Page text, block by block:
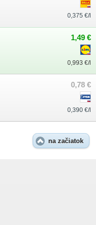
0,375 €/l
1,49 €
0,993 €/l
0,78 €
0,390 €/l
na začiatok